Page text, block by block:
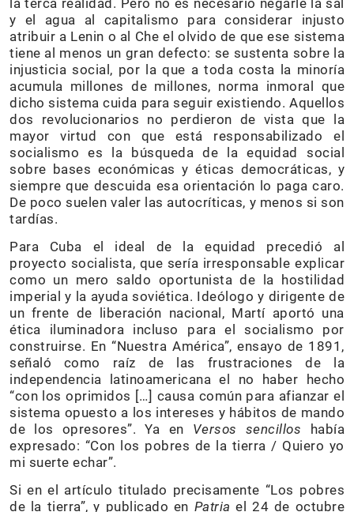
la terca realidad. Pero no es necesario negarle la sal
y el agua al capitalismo para considerar injusto
atribuir a Lenin o al Che el olvido de que ese sistema
tiene al menos un gran defecto: se sustenta sobre la
injusticia social, por la que a toda costa la minoría
acumula millones de millones, norma inmoral que
dicho sistema cuida para seguir existiendo. Aquellos
dos revolucionarios no perdieron de vista que la
mayor virtud con que está responsabilizado el
socialismo es la búsqueda de la equidad social
sobre bases económicas y éticas democráticas, y
siempre que descuida esa orientación lo paga caro.
De poco suelen valer las autocríticas, y menos si son
tardías.
Para Cuba el ideal de la equidad precedió al
proyecto socialista, que sería irresponsable explicar
como un mero saldo oportunista de la hostilidad
imperial y la ayuda soviética. Ideólogo y dirigente de
un frente de liberación nacional, Martí aportó una
ética iluminadora incluso para el socialismo por
construirse. En “Nuestra América”, ensayo de 1891,
señaló como raíz de las frustraciones de la
independencia latinoamericana el no haber hecho
“con los oprimidos […] causa común para afianzar el
sistema opuesto a los intereses y hábitos de mando
de los opresores”. Ya en Versos sencillos había
expresado: “Con los pobres de la tierra / Quiero yo
mi suerte echar”.
Si en el artículo titulado precisamente “Los pobres
de la tierra”, y publicado en Patriael 24 de octubre